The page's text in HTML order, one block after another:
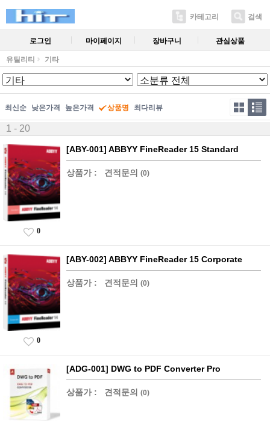
카테고리 검색
로그인 마이페이지 장바구니 관심상품
유틸리티 기타
최신순 낮은가격 높은가격 상품명 최다리뷰
1 - 20
[ABY-001] ABBYY FineReader 15 Standard
상품가 : 견적문의 (0)
0
[ABY-002] ABBYY FineReader 15 Corporate
상품가 : 견적문의 (0)
0
[ADG-001] DWG to PDF Converter Pro
상품가 : 견적문의 (0)